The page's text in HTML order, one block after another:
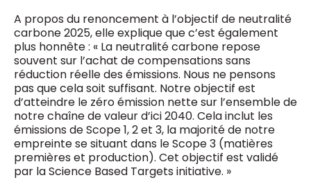
A propos du renoncement à l’objectif de neutralité
carbone 2025, elle explique que c’est également
plus honnête : « La neutralité carbone repose
souvent sur l’achat de compensations sans
réduction réelle des émissions. Nous ne pensons
pas que cela soit suffisant. Notre objectif est
d’atteindre le zéro émission nette sur l’ensemble de
notre chaîne de valeur d’ici 2040. Cela inclut les
émissions de Scope 1, 2 et 3, la majorité de notre
empreinte se situant dans le Scope 3 (matières
premières et production). Cet objectif est validé
par la Science Based Targets initiative. »